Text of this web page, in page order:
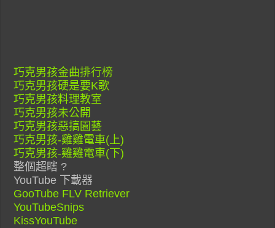
巧克男孩金曲排行榜
巧克男孩硬是要K歌
巧克男孩料理教室
巧克男孩未公開
巧克男孩惡搞園藝
巧克男孩-雞雞電車(上)
巧克男孩-雞雞電車(下)
整個超瞎 ?
YouTube 下載器
GooTube FLV Retriever
YouTubeSnips
KissYouTube